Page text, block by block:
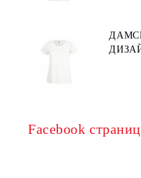
Facebook